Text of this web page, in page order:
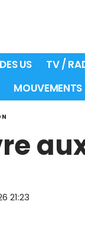
US TV /
MOUVEMENTS
21:23